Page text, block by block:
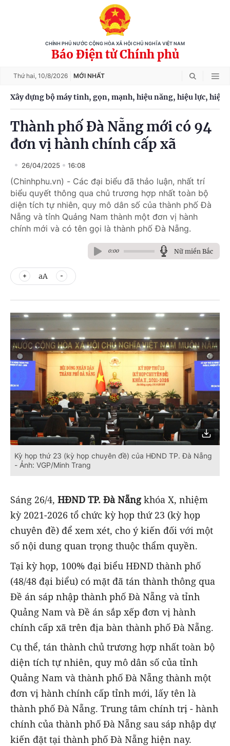
CHÍNH PHỦ NƯỚC CỘNG HÒA XÃ HỘI CHỦ NGHĨA VIỆT NAM
Báo Điện tử Chính phủ
Thứ hai, 10/8/2026 MỚI NHẤT
Xây dựng bộ máy tinh, gọn, mạnh, hiệu năng, hiệu lực, hiệu
Thành phố Đà Nẵng mới có 94
đơn vị hành chính cấp xã
26/04/2025 16:08
(Chinhphu.vn) - Các đại biểu đã thảo luận, nhất trí
biểu quyết thông qua chủ trương hợp nhất toàn bộ
diện tích tự nhiên, quy mô dân số của thành phố Đà
Nẵng và tỉnh Quảng Nam thành một đơn vị hành
chính mới và có tên gọi là thành phố Đà Nẵng.
0:00 Nữ miền Bắc
aA
Kỳ họp thứ 23 (kỳ họp chuyên đề) của HĐND TP. Đà Nẵng
- Ảnh: VGP/Minh Trang
Sáng 26/4, HĐND TP. Đà Nẵngkhóa X, nhiệm
kỳ 2021-2026 tổ chức kỳ họp thứ 23 (kỳ họp
chuyên đề) để xem xét, cho ý kiến đối với một
số nội dung quan trọng thuộc thẩm quyền.
Tại kỳ họp, 100% đại biểu HĐND thành phố
(48/48 đại biểu) có mặt đã tán thành thông qua
Đề án sáp nhập thành phố Đà Nẵng và tỉnh
Quảng Nam và Đề án sắp xếp đơn vị hành
chính cấp xã trên địa bàn thành phố Đà Nẵng.
Cụ thể, tán thành chủ trương hợp nhất toàn bộ
diện tích tự nhiên, quy mô dân số của tỉnh
Quảng Nam và thành phố Đà Nẵng thành một
đơn vị hành chính cấp tỉnh mới, lấy tên là
thành phố Đà Nẵng. Trung tâm chính trị - hành
chính của thành phố Đà Nẵng sau sáp nhập dự
kiến đặt tại thành phố Đà Nẵng hiện nay.